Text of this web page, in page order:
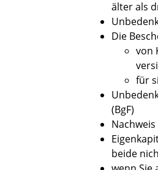
älter als
Die
von
für
(BgF)
beide